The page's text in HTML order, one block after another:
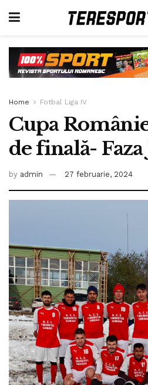
Home Fotbal Liga IV
Cupa
de finală- Faza
by admin 27 februarie, 2024